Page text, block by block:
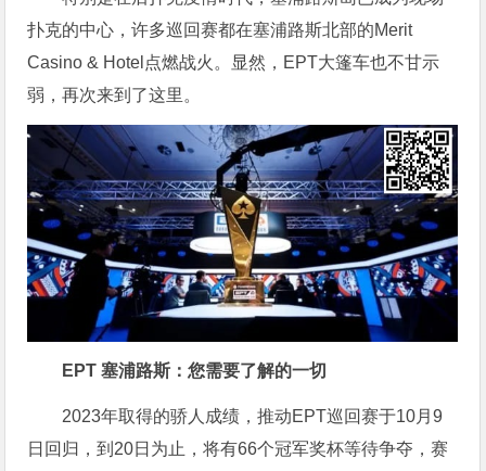
扑克的中心，许多巡回赛都在塞浦路斯北部的Merit
Casino & Hotel点燃战火。显然，EPT大篷车也不甘示
弱，再次来到了这里。
EPT 塞浦路斯：您需要了解的一切
2023年取得的骄人成绩，推动EPT巡回赛于10月9
日回归，到20日为止，将有66个冠军奖杯等待争夺，赛